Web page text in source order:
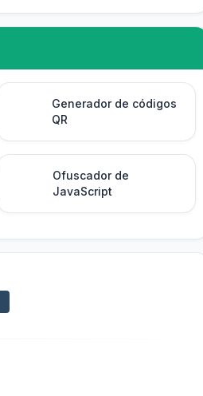
Generador de códigos
QR
Ofuscador de
JavaScript